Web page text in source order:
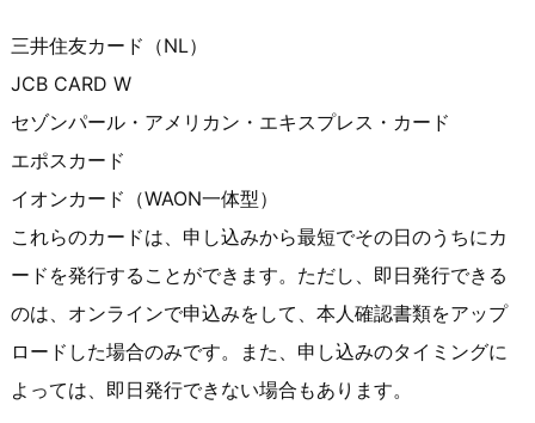
三井住友カード（NL）
JCB CARD W
セゾンパール・アメリカン・エキスプレス・カード
エポスカード
イオンカード（WAON一体型）
これらのカードは、申し込みから最短でその日のうちにカ
ードを発行することができます。ただし、即日発行できる
のは、オンラインで申込みをして、本人確認書類をアップ
ロードした場合のみです。また、申し込みのタイミングに
よっては、即日発行できない場合もあります。